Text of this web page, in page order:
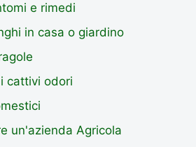
e rimedi
in casa o giardino
cattivi odori
un'azienda Agricola